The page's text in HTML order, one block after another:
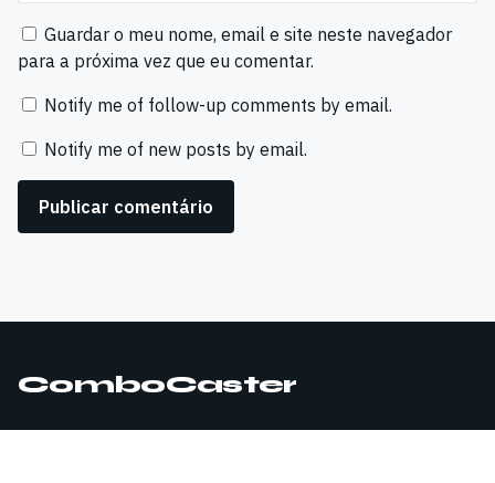
Guardar o meu nome, email e site neste navegador
para a próxima vez que eu comentar.
Notify me of follow-up comments by email.
Notify me of new posts by email.
ComboCaster